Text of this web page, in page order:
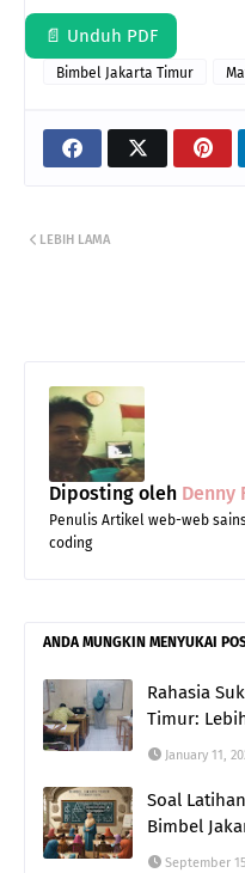
📄 Unduh PDF
Bimbel Jakarta Timur
LEBIH LAMA
Diposting oleh Denny
Penulis Artikel web-web
coding
ANDA MUNGKIN MENYUKAI
Rahasia
Timur:
January 11,
Soal
Bimbel
September